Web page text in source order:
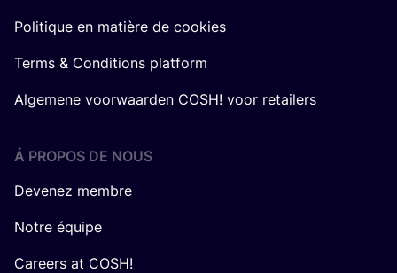
Politique en matière de cookies
Terms & Conditions platform
Algemene voorwaarden COSH! voor retailers
Á PROPOS DE NOUS
Devenez membre
Notre équipe
Careers at COSH!